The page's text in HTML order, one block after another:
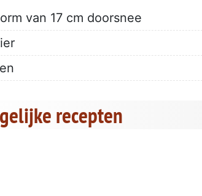
van 17 cm doorsnee
recepten